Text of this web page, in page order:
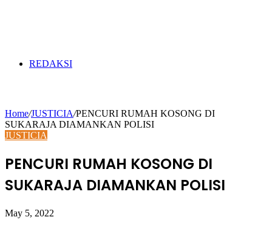
REDAKSI
Home/JUSTICIA/PENCURI RUMAH KOSONG DI
SUKARAJA DIAMANKAN POLISI
JUSTICIA
PENCURI RUMAH KOSONG DI
SUKARAJA DIAMANKAN POLISI
May 5, 2022